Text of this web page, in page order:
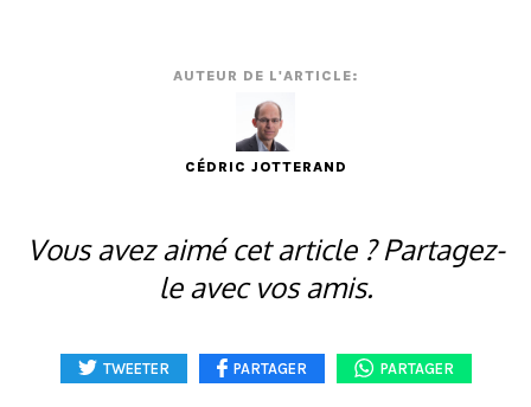
AUTEUR DE L'ARTICLE:
CÉDRIC JOTTERAND
Vous avez aimé cet article ? Partagez-
le avec vos amis.
TWEETER PARTAGER PARTAGER